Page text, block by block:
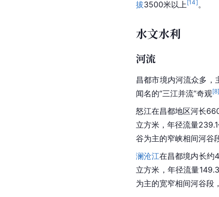
拔3500米以上[14]。
水文水利
河流
昌都市境内河流众多，
闻名的“三江并流”奇观[8
怒江在昌都地区河长
立方米，年径流量
谷为主的窄峡相间河谷
澜沧江在昌都境内长约
立方米，年径流量
为主的宽窄相间河谷段